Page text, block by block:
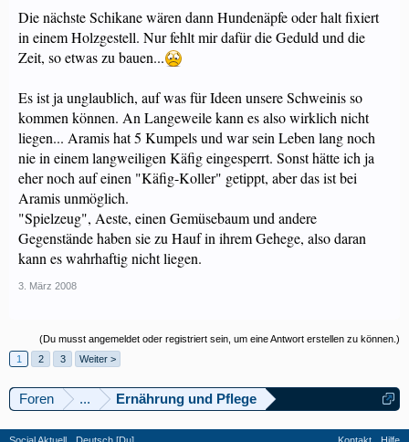
Die nächste Schikane wären dann Hundenäpfe oder halt fixiert
in einem Holzgestell. Nur fehlt mir dafür die Geduld und die
Zeit, so etwas zu bauen...
Es ist ja unglaublich, auf was für Ideen unsere Schweinis so
kommen können. An Langeweile kann es also wirklich nicht
liegen... Aramis hat 5 Kumpels und war sein Leben lang noch
nie in einem langweiligen Käfig eingesperrt. Sonst hätte ich ja
eher noch auf einen "Käfig-Koller" getippt, aber das ist bei
Aramis unmöglich.
"Spielzeug", Aeste, einen Gemüsebaum und andere
Gegenstände haben sie zu Hauf in ihrem Gehege, also daran
kann es wahrhaftig nicht liegen.
3. März 2008
(Du musst angemeldet oder registriert sein, um eine Antwort erstellen zu können.)
1
2 3 Weiter >
Foren ... Ernährung und Pflege